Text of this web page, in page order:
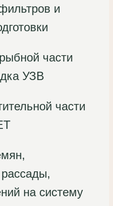
и
части
УЗВ
части
на систему